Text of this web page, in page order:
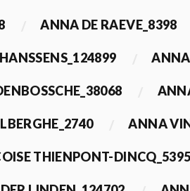
ANNA DE RAEVE_8398
ANNA
THIENPONT-DINCQ_5395